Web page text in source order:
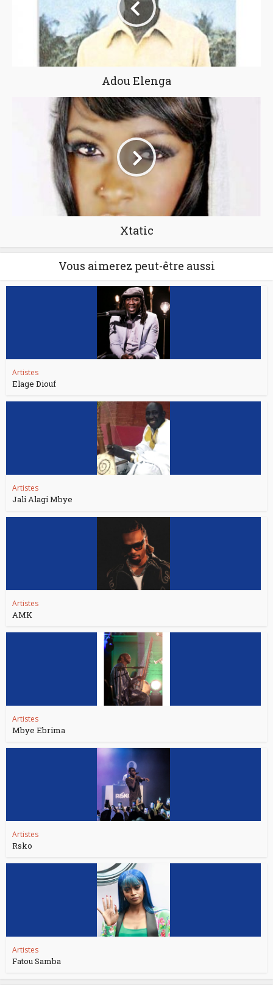
Adou Elenga
Xtatic
Vous aimerez peut-être aussi
Artistes
Elage Diouf
Artistes
Jali Alagi Mbye
Artistes
AMK
Artistes
Mbye Ebrima
Artistes
Rsko
Artistes
Fatou Samba